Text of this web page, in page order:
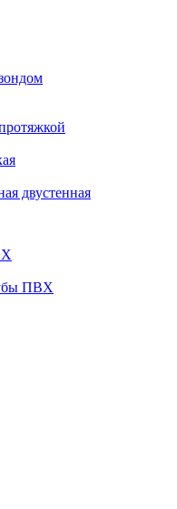
двустенная
ПВХ